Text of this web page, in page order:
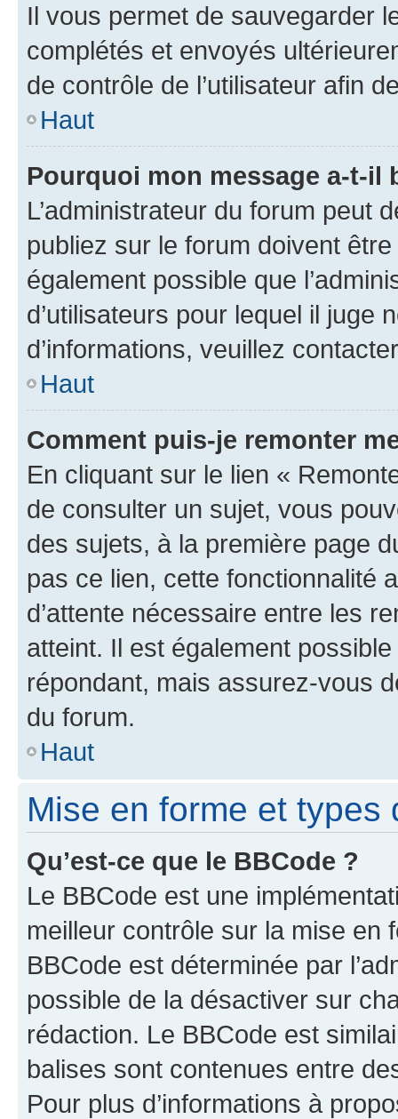
Il vous permet de sauvegarder
complétés et envoyés
de contrôle de l’utilisateur afin
Haut
Pourquoi mon message a-t-il
L’administrateur du forum peut
publiez sur le forum doivent
également possible que
d’utilisateurs pour lequel il juge
d’informations, veuillez
Haut
Comment puis-je remonter
En cliquant sur le lien «
de consulter un sujet, vous
des sujets, à la première page
pas ce lien, cette fonctionnalité
d’attente nécessaire entre les
atteint. Il est également
répondant, mais assurez-vous
du forum.
Haut
Mise en forme et types
Qu’est-ce que le BBCode ?
Le BBCode est une
meilleur contrôle sur la mise en
BBCode est déterminée par
possible de la désactiver sur
rédaction. Le BBCode est
balises sont contenues entre
Pour plus d’informations à